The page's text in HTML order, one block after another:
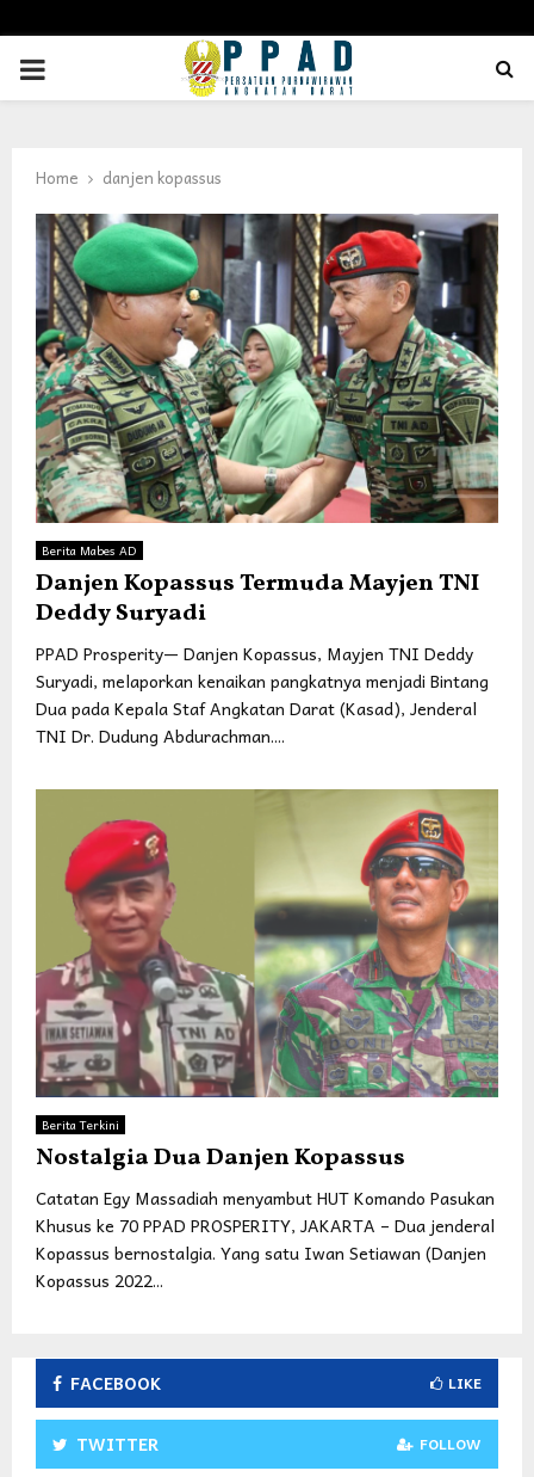
PRIMARY
Home danjen kopassus
Berita Mabes AD
Danjen Kopassus Termuda Mayjen TNI
Deddy Suryadi
PPAD Prosperity— Danjen Kopassus, Mayjen TNI Deddy
Suryadi, melaporkan kenaikan pangkatnya menjadi Bintang
Dua pada Kepala Staf Angkatan Darat (Kasad), Jenderal
TNI Dr. Dudung Abdurachman....
Berita Terkini
Nostalgia Dua Danjen Kopassus
Catatan Egy Massadiah menyambut HUT Komando Pasukan
Khusus ke 70 PPAD PROSPERITY, JAKARTA – Dua jenderal
Kopassus bernostalgia. Yang satu Iwan Setiawan (Danjen
Kopassus 2022...
FACEBOOK LIKE
TWITTER FOLLOW